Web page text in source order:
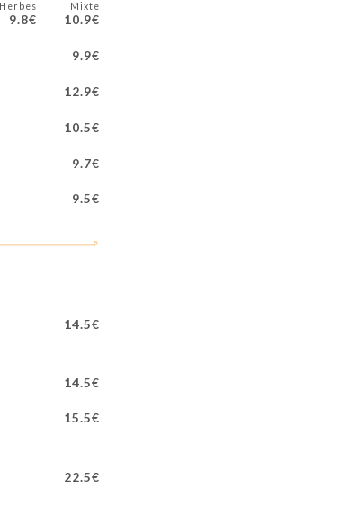
Herbes
9.8€
Mixte
10.9€
9.9€
12.9€
10.5€
9.7€
9.5€
14.5€
14.5€
15.5€
22.5€